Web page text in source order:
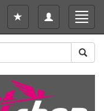
Toggle
navigation